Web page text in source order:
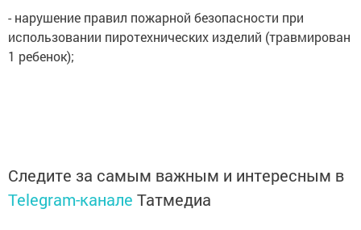
- нарушение правил пожарной безопасности при
использовании пиротехнических изделий (травмирован
1 ребенок);
Следите за самым важным и интересным в
Telegram-канале Татмедиа